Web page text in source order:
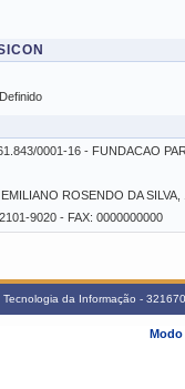
0001-16 - FUNDACAO
EMILIANO ROSENDO DA
9020 - FAX: 0000000000
da Informação -
Modo